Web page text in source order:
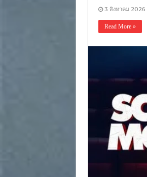
3 สิงหาคม 2026
Read More »